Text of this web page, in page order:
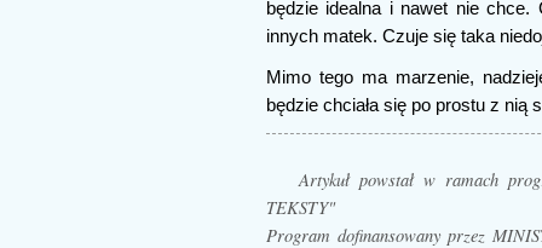
będzie idealna i nawet nie
innych matek. Czuje się taka
Mimo tego ma marzenie,
będzie chciała się po prostu z nią
Artykuł powstał w ramach
TEKSTY"
Program dofinansowany przez